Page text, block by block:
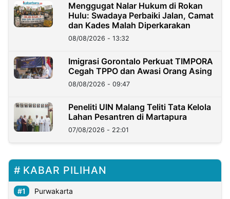
Menggugat Nalar Hukum di Rokan
Hulu: Swadaya Perbaiki Jalan, Camat
dan Kades Malah Diperkarakan
08/08/2026 - 13:32
Imigrasi Gorontalo Perkuat TIMPORA
Cegah TPPO dan Awasi Orang Asing
08/08/2026 - 09:47
Peneliti UIN Malang Teliti Tata Kelola
Lahan Pesantren di Martapura
07/08/2026 - 22:01
KABAR PILIHAN
Purwakarta